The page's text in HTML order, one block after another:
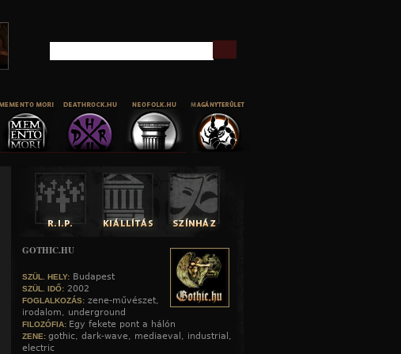
GOTHIC.HU
SZÜL. HELY: Budapest
SZÜL. IDŐ: 2002
FOGLALKOZÁS: zene-művészet,
irodalom, underground
FILOZÓFIA: Egy fekete pont a hálón
ZENE: gothic, dark-wave, mediaeval, industrial,
electric